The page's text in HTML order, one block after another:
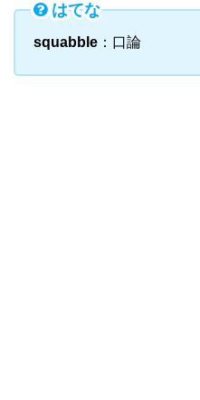
はてな
squabble ：口論